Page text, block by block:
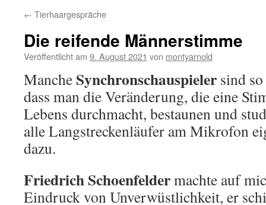
← Tierhaargespräche
Die reifende Männerstimme
Veröffentlicht am 9. August 2021 von montyarnold
Manche Synchronschauspieler sind
dass man die Veränderung, die eine
Lebens durchmacht, bestaunen und
alle Langstreckenläufer am Mikrofon
dazu.
Friedrich Schoenfeldermachte auf
Eindruck von Unverwüstlichkeit, er